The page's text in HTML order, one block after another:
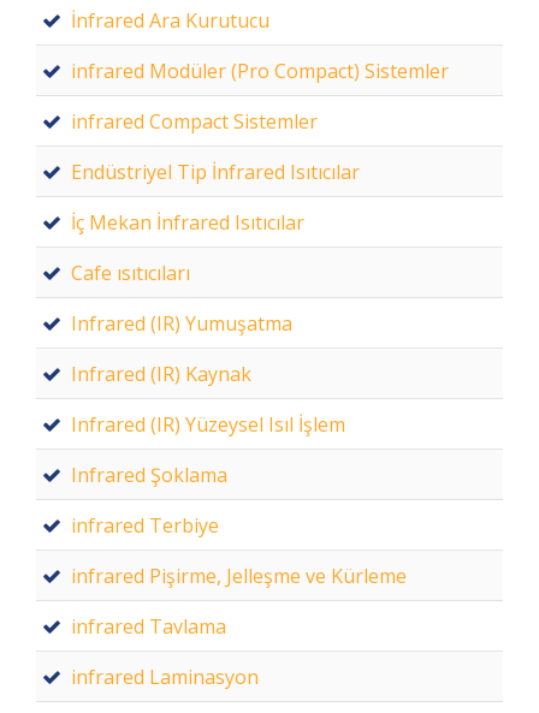
İnfrared Ara Kurutucu
infrared Modüler (Pro Compact) Sistemler
infrared Compact Sistemler
Endüstriyel Tip İnfrared Isıtıcılar
İç Mekan İnfrared Isıtıcılar
Cafe ısıtıcıları
Infrared (IR) Yumuşatma
Infrared (IR) Kaynak
Infrared (IR) Yüzeysel Isıl İşlem
Infrared Şoklama
infrared Terbiye
infrared Pişirme, Jelleşme ve Kürleme
infrared Tavlama
infrared Laminasyon